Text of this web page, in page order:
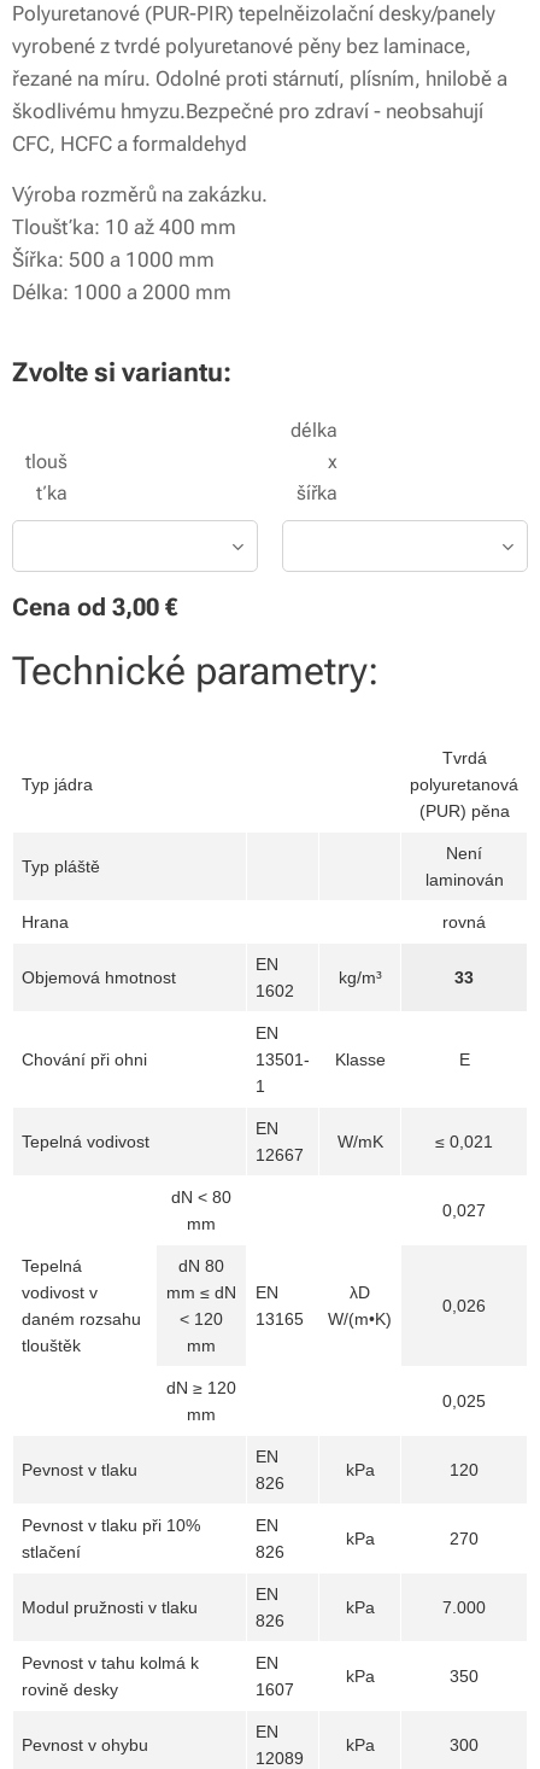
Polyuretanové (PUR-PIR) tepelněizolační desky/panely
vyrobené z tvrdé polyuretanové pěny bez laminace,
řezané na míru. Odolné proti stárnutí, plísním, hnilobě a
škodlivému hmyzu.Bezpečné pro zdraví - neobsahují
CFC, HCFC a formaldehyd
Výroba rozměrů na zakázku.
Tloušťka: 10 až 400 mm
Šířka: 500 a 1000 mm
Délka: 1000 a 2000 mm
Zvolte si variantu:
tlouš
ťka
délka
x
šířka
Cena od 3,00 €
Technické parametry:
Typ jádra
Tvrdá
polyuretanová
(PUR) pěna
Typ pláště
Není
laminován
Hrana rovná
Objemová hmotnost
EN
1602
kg/m³ 33
Chování při ohni
EN
13501-
1
Klasse E
Tepelná vodivost
EN
12667
W/mK ≤ 0,021
Tepelná
vodivost v
daném rozsahu
tlouštěk
dN < 80
mm
EN
13165
λD
W/(m•K)
0,027
dN 80
mm ≤ dN
< 120
mm
0,026
dN ≥ 120
mm
0,025
Pevnost v tlaku
EN
826
kPa 120
Pevnost v tlaku při 10%
stlačení
EN
826
kPa 270
Modul pružnosti v tlaku
EN
826
kPa 7.000
Pevnost v tahu kolmá k
rovině desky
EN
1607
kPa 350
Pevnost v ohybu
EN
12089
kPa 300